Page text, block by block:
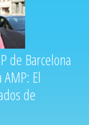
de Barcelona
El
de